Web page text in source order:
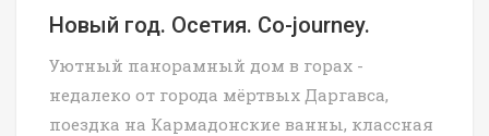
Новый год. Осетия. Co-journey.
Уютный панорамный дом в горах -
недалеко от города мёртвых Даргавса,
поездка на Кармадонские ванны, классная